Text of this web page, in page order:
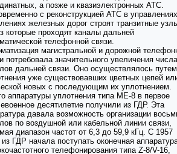
а позже и квазиэлектронных АТС.
с реконструкцией АТС в
железных дорог строят транзитные
которые проходят каналы дальней
телефонной связи.
магистральной и дорожной
потребовала значительного увеличения числа
дальней связи. Оно осуществлялось путем
уже существовавших цветных цепей
новых с последующим их уплотнением.
аппаратуры уплотнения типа МЕ-8 в первое
десятилетие получили из ГДР. Эта
давала возможность организации
по воздушной или кабельной линии связи,
диапазон частот от 6,3 до 59,9 кГц. С 1957
из ГДР начала поступать оконечная
телефонирования типа Z-8/V-16,